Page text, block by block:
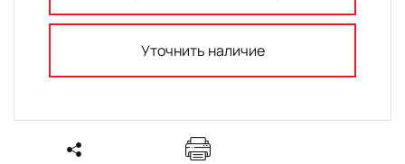
Уточнить наличие